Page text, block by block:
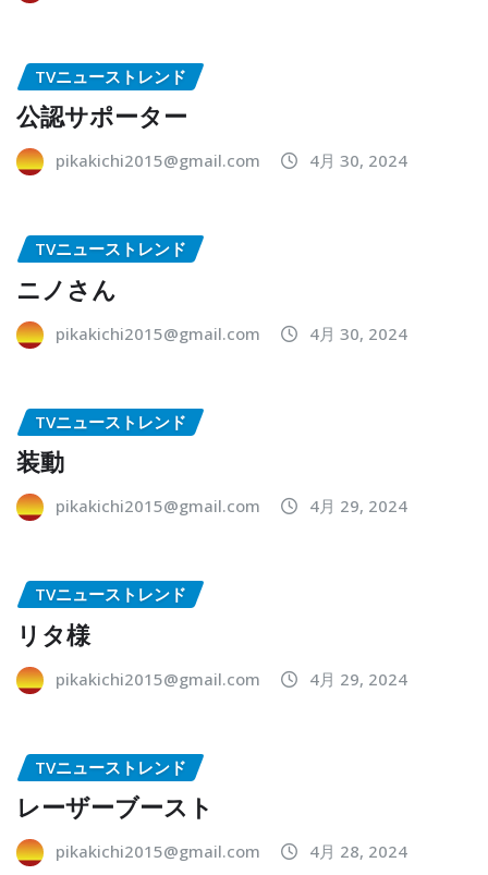
TVニューストレンド
公認サポーター
pikakichi2015@gmail.com 4月 30, 2024
TVニューストレンド
ニノさん
pikakichi2015@gmail.com 4月 30, 2024
TVニューストレンド
装動
pikakichi2015@gmail.com 4月 29, 2024
TVニューストレンド
リタ様
pikakichi2015@gmail.com 4月 29, 2024
TVニューストレンド
レーザーブースト
pikakichi2015@gmail.com 4月 28, 2024